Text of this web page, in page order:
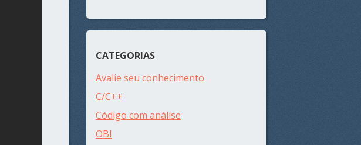
CATEGORIAS
Avalie seu conhecimento
C/C++
Código com análise
OBI